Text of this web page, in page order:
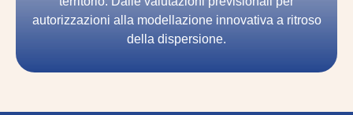
autorizzazioni alla modellazione innovativa a ritroso
della dispersione.